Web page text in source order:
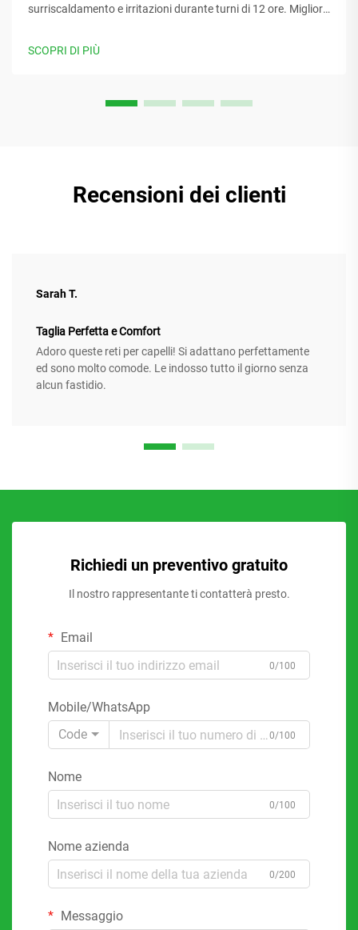
surriscaldamento e irritazioni durante turni di 12 ore. Migliora
SCOPRI DI PIÙ
Recensioni dei clienti
Sarah T.
Taglia Perfetta e Comfort
Adoro queste reti per capelli! Si adattano perfettamente
ed sono molto comode. Le indosso tutto il giorno senza
alcun fastidio.
Richiedi un preventivo gratuito
Il nostro rappresentante ti contatterà presto.
Email
0/100
Mobile/WhatsApp
Code
0/100
Nome
0/100
Nome azienda
0/200
Messaggio